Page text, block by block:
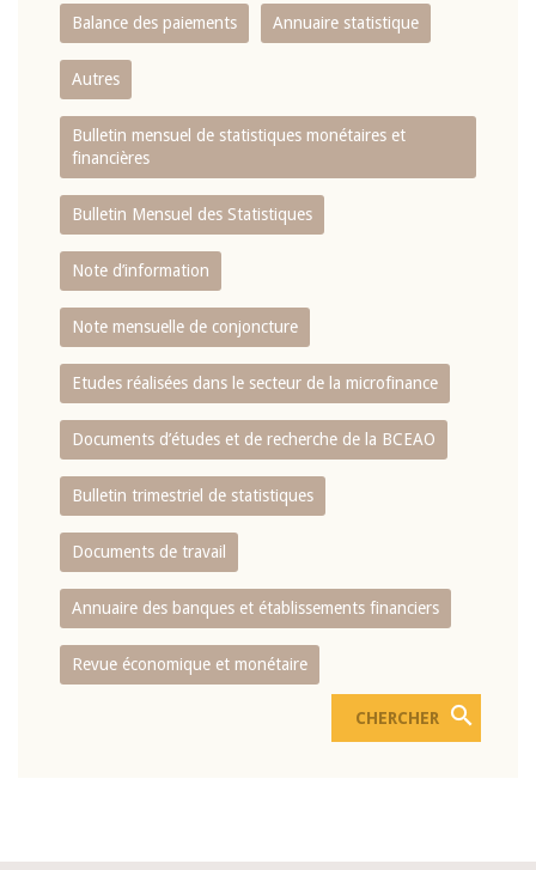
Balance des paiements Annuaire statistique
Autres
Bulletin mensuel de statistiques monétaires et
financières
Bulletin Mensuel des Statistiques
Note d’information
Note mensuelle de conjoncture
Etudes réalisées dans le secteur de la microfinance
Documents d’études et de recherche de la BCEAO
Bulletin trimestriel de statistiques
Documents de travail
Annuaire des banques et établissements financiers
Revue économique et monétaire